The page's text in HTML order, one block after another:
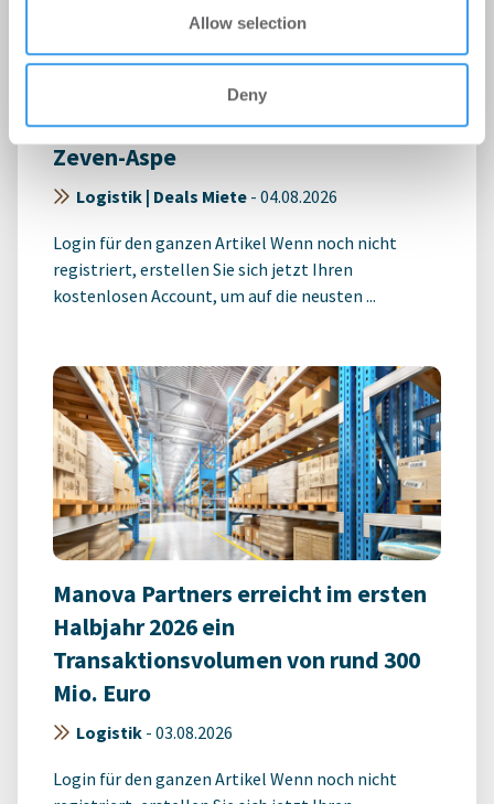
Allow selection
Deny
Realogis erreicht für bauwo
Vollvermietung des Logistikparks
Zeven-Aspe
Logistik | Deals Miete - 04.08.2026
Login für den ganzen Artikel Wenn noch nicht
registriert, erstellen Sie sich jetzt Ihren
kostenlosen Account, um auf die neusten ...
Manova Partners erreicht im ersten
Halbjahr 2026 ein
Transaktionsvolumen von rund 300
Mio. Euro
Logistik - 03.08.2026
Login für den ganzen Artikel Wenn noch nicht